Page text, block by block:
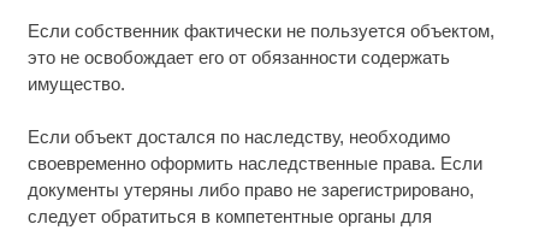
Если собственник фактически не пользуется объектом,
это не освобождает его от обязанности содержать
имущество.
Если объект достался по наследству, необходимо
своевременно оформить наследственные права. Если
документы утеряны либо право не зарегистрировано,
следует обратиться в компетентные органы для